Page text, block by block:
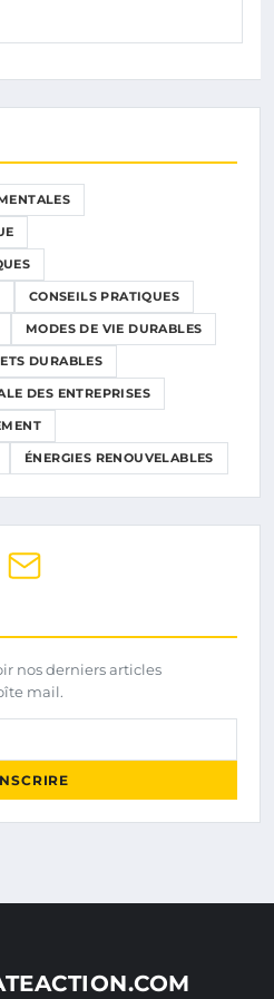
CONSEILS PRATIQUES
MODES DE VIE DURABLES
DURABLES
DES ENTREPRISES
ÉNERGIES RENOUVELABLES
nos derniers articles
mail.